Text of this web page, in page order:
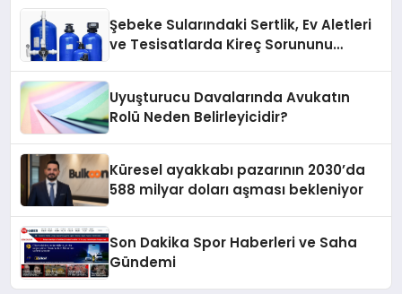
Şebeke Sularındaki Sertlik, Ev Aletleri
ve Tesisatlarda Kireç Sorununu
Uyuşturucu Davalarında Avukatın
Rolü Neden Belirleyicidir?
Küresel ayakkabı pazarının 2030’da
588 milyar doları aşması bekleniyor
Son Dakika Spor Haberleri ve Saha
Gündemi